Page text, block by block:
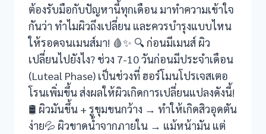
ต้องรับมือกับปัญหานี้ทุกเดือน มาทำความเข้าใจ
กันว่า ทำไมผิวถึงเปลี่ยน และควรบำรุงแบบไหน
ให้รอดจนเมนส์มา! 🩸✨ 🔍 ก่อนมีเมนส์ ผิว
เปลี่ยนไปยังไง? ช่วง 7-10 วันก่อนมีประจำเดือน
(Luteal Phase) เป็นช่วงที่ ฮอร์โมนโปรเจสเตอ
โรนเพิ่มขึ้น ส่งผลให้ผิวเกิดการเปลี่ยนแปลงดังนี้!
🛢️ ผิวมันขึ้น + รูขุมขนกว้าง → ทำให้เกิดสิวอุดตัน
ง่าย💦 ผิวขาดน้ำจากภายใน → แม้หน้ามัน แต่